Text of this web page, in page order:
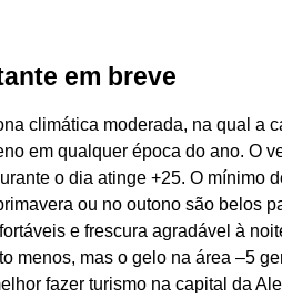
em breve
climática moderada, na qual a
em qualquer época do ano. O
o dia atinge +25. O mínimo
ou no outono são belos
​​e frescura agradável à
menos, mas o gelo na área –5
fazer turismo na capital da